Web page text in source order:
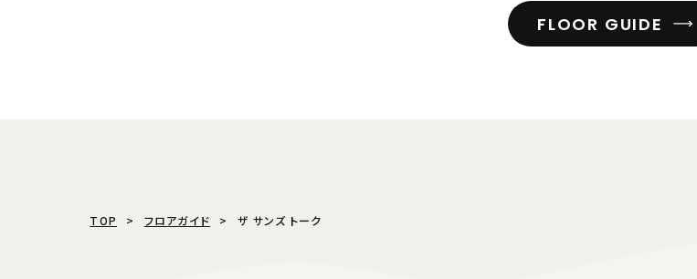
FLOOR GUIDE
TOP フロアガイド ザ サンズ トーク